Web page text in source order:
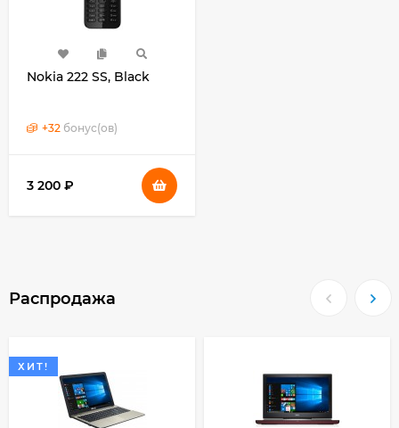
Nokia 222 SS, Black
+32 бонус(ов)
3 200 ₽
Распродажа
ХИТ!